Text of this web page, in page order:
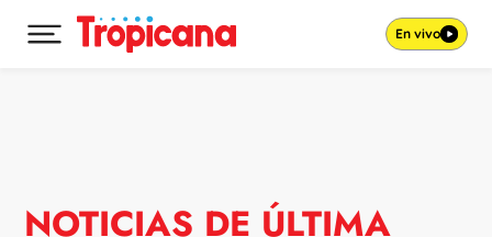
Desplegar menú principal En vivo
NOTICIAS DE ÚLTIMA